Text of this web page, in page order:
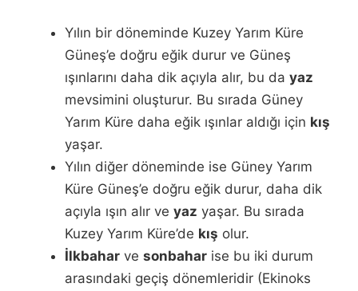
Yılın bir döneminde Kuzey Yarım Küre
Güneş’e doğru eğik durur ve Güneş
ışınlarını daha dik açıyla alır, bu da yaz
mevsimini oluşturur. Bu sırada Güney
Yarım Küre daha eğik ışınlar aldığı için kış
yaşar.
Yılın diğer döneminde ise Güney Yarım
Küre Güneş’e doğru eğik durur, daha dik
açıyla ışın alır ve yaz yaşar. Bu sırada
Kuzey Yarım Küre’de kış olur.
İlkbahar ve sonbahar ise bu iki durum
arasındaki geçiş dönemleridir (Ekinoks